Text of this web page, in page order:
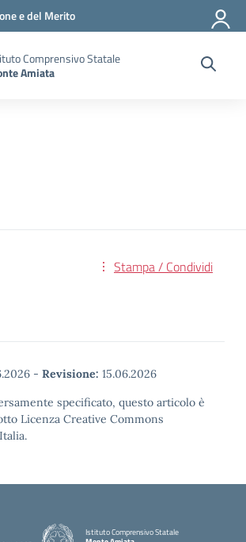
e del Merito
Comprensivo Statale
Amiata
Stampa / Condividi
- Revisione: 15.06.2026
specificato, questo articolo è
Licenza Creative Commons
Istituto Comprensivo Statale